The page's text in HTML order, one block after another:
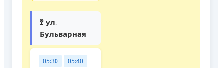
🚏 ул.
Бульварная
05:30
05:40